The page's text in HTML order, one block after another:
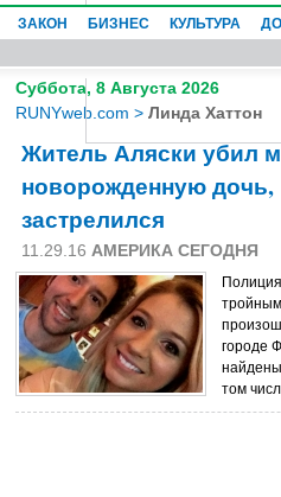
ЗАКОН БИЗНЕС КУЛЬТУРА
Суббота, 8 Августа 2026
RUNYweb.com > Линда Хаттон
Житель Аляски убил
новорожденную дочь,
застрелился
11.29.16 АМЕРИКА СЕГОДНЯ
городе
том